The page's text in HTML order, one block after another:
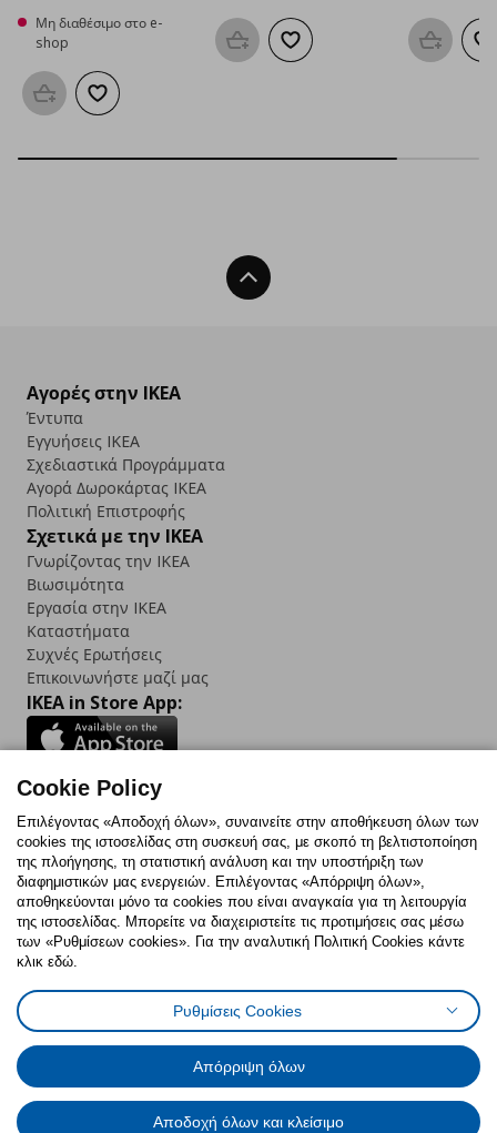
Μη διαθέσιμο στο e-
shop
Προσθήκη στο καλάθι
Προσθήκη στα αγαπημένα
Προσθήκη στο καλάθι
Προσθήκη στα αγαπημένα
Back To Top
Αγορές στην IKEA
Έντυπα
Εγγυήσεις IKEA
Σχεδιαστικά Προγράμματα
Αγορά Δωρoκάρτας IKEA
Πολιτική Επιστροφής
Σχετικά με την IKEA
Γνωρίζοντας την IKEA
Βιωσιμότητα
Εργασία στην IKEA
Καταστήματα
Συχνές Ερωτήσεις
Επικοινωνήστε μαζί μας
IKEA in Store App:
Follow us:
FacebookInstagram
TikTokYoutubePinterestTwitter
Πολιτική CookiesΔήλωση ψηφιακής προσβασιμότητας
Ρυθμίσεις cookiesΌροι Χρήσης
Γενική Πολιτική Προσωπικών Δεδομένων
Πολιτική Προσωπικών Δεδομένων για ΙΚΕΑ.gr
Κώδικας Καταναλωτικής Δεοντολογίας
Cookie Policy
Επιλέγοντας «Αποδοχή όλων», συναινείτε στην αποθήκευση όλων των
cookies της ιστοσελίδας στη συσκευή σας, με σκοπό τη βελτιστοποίηση
της πλοήγησης, τη στατιστική ανάλυση και την υποστήριξη των
διαφημιστικών μας ενεργειών. Επιλέγοντας «Απόρριψη όλων»,
αποθηκεύονται μόνο τα cookies που είναι αναγκαία για τη λειτουργία
της ιστοσελίδας. Μπορείτε να διαχειριστείτε τις προτιμήσεις σας μέσω
των «Ρυθμίσεων cookies». Για την αναλυτική Πολιτική Cookies κάντε
κλικ εδώ.
Ρυθμίσεις Cookies
Απόρριψη όλων
Αποδοχή όλων και κλείσιμο